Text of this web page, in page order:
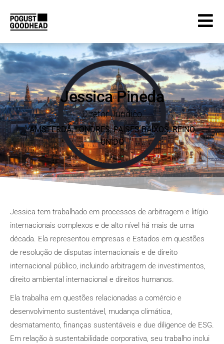
Jessica Pineda
Diretor Jurídico
AMSTERDÃ,LONDRES, PAÍSESBAIXOS, REINO
UNIDO
Jessica tem trabalhado em processos de arbitragem e litígio
internacionais complexos e de alto nível há mais de uma
década. Ela representou empresas e Estados em questões
de resolução de disputas internacionais e de direito
internacional público, incluindo arbitragem de investimentos,
direito ambiental internacional e direitos humanos.
Ela trabalha em questões relacionadas a comércio e
desenvolvimento sustentável, mudança climática,
desmatamento, finanças sustentáveis e due diligence de ESG.
Em relação à sustentabilidade corporativa, seu trabalho inclui